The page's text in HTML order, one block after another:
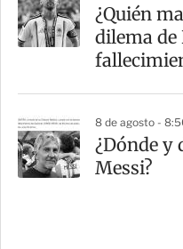
¿Quién
dilema de
8 de agosto -
¿Dónde y
Messi?